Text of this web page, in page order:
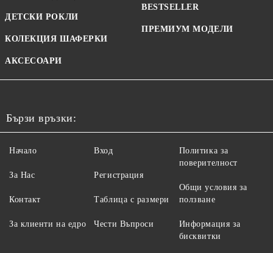
ДЕТСКИ РОКЛИ
КОЛЕКЦИЯ ШАФЕРКИ
АКСЕСОАРИ
BESTSELLER
ПРЕМИУМ МОДЕЛИ
Бързи връзки:
Начало
За Нас
Контакт
За клиенти на едро
Вход
Регистрация
Таблица с размери
Чести Въпроси
Политика за
поверителност
Общи условия за
ползване
Информация за
бисквитки